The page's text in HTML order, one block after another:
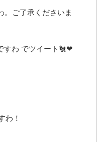
ご了承くださいま
すわ でツイート🐔❤
わ！